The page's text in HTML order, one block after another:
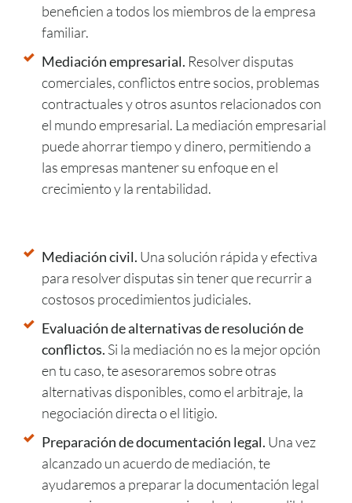
beneficien a todos los miembros de la empresa
familiar.
Mediación empresarial. Resolver disputas
comerciales, conflictos entre socios, problemas
contractuales y otros asuntos relacionados con
el mundo empresarial. La mediación empresarial
puede ahorrar tiempo y dinero, permitiendo a
las empresas mantener su enfoque en el
crecimiento y la rentabilidad.
Mediación civil. Una solución rápida y efectiva
para resolver disputas sin tener que recurrir a
costosos procedimientos judiciales.
Evaluación de alternativas de resolución de
conflictos. Si la mediación no es la mejor opción
en tu caso, te asesoraremos sobre otras
alternativas disponibles, como el arbitraje, la
negociación directa o el litigio.
Preparación de documentación legal. Una vez
alcanzado un acuerdo de mediación, te
ayudaremos a preparar la documentación legal